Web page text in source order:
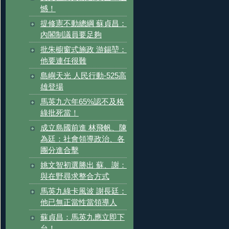
憾！
提修憲不動總綱 蘇貞昌：
內閣制議員要足夠
批朱櫥窗式施政 游錫堃：
他要連任很難
島嶼天光 人民行動-525高
雄登場
馬英九六年65%認不及格
綠批死當！
成立島國前進 林飛帆、陳
為廷：社會領導政治、各
團分進合擊
姚文智初選勝出 蘇、謝：
與在野尋求整合方式
馬英九綠卡風波 謝長廷：
他已無正當性當領導人
蘇貞昌：馬英九應立即下